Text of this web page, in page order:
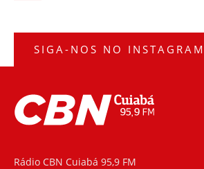
SIGA-NOS NO INSTAGRAM
Rádio CBN Cuiabá 95,9 FM